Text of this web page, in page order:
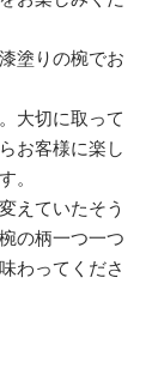
塗りの椀でお
大切に取って
お客様に楽し
。
えていたそう
の柄一つ一つ
わってくださ